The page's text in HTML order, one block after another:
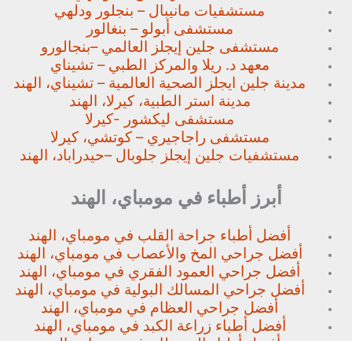
مستشفيات مانيبال – بنجلور ودلهي
مستشفى أبولو – بنغالور
مستشفى جلين إيجلز العالمي –بنجالورو
معهد د. ريلا والمركز الطبي – تشيناي
مدينة جلين ايجلز الصحية العالمية – تشيناي، الهند
مدينة استر الطبية، كيرلا، الهند
مستشفى ليكشور -كيرلا
مستشفى راجاجيري – كوتشي، كيرلا
مستشفيات جلين إيجلز جلوبال –حيدراباد، الهند
أبرز أطباء في مومباي، الهند
أفضل أطباء جراحة القلب في مومباي، الهند
أفضل جراحي المخ والأعصاب في مومباي، الهند
أفضل جراحي العمود الفقري في مومباي، الهند
أفضل جراحي المسالك البولية في مومباي، الهند
أفضل جراحي العظام في مومباي، الهند
أفضل أطباء زراعة الكبد في مومباي، الهند